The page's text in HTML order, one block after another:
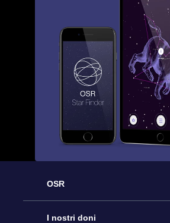
OSR
Assistenza
I nostri doni